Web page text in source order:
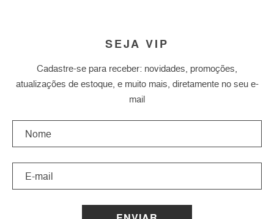
SEJA VIP
Cadastre-se para receber: novidades, promoções,
atualizações de estoque, e muito mais, diretamente no seu e-
mail